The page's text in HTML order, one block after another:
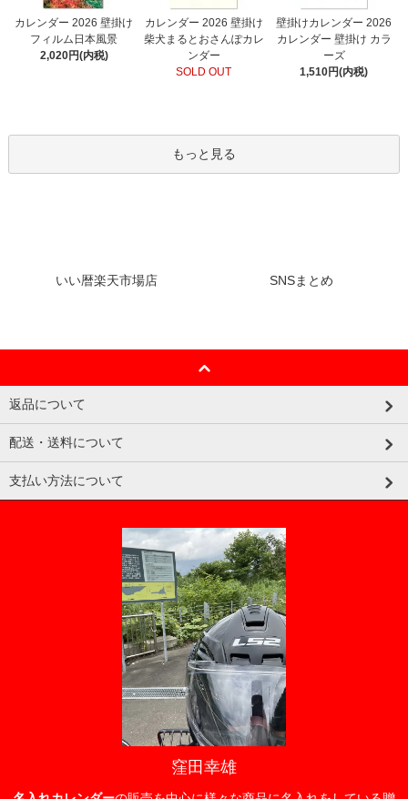
カレンダー 2026 壁掛け
フィルム日本風景
2,020円(内税)
カレンダー 2026 壁掛け
柴犬まるとおさんぽカレ
ンダー
SOLD OUT
壁掛けカレンダー 2026
カレンダー 壁掛け カラ
ーズ
1,510円(内税)
もっと見る
いい暦楽天市場店 SNSまとめ
返品について
配送・送料について
支払い方法について
窪田幸雄